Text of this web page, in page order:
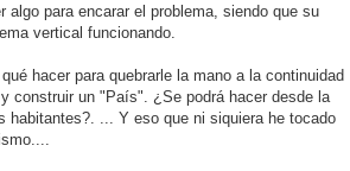
algo para encarar el problema, siendo que su
vertical funcionando.
hacer para quebrarle la mano a la continuidad
construir un "País". ¿Se podrá hacer desde la
habitantes?. ... Y eso que ni siquiera he tocado